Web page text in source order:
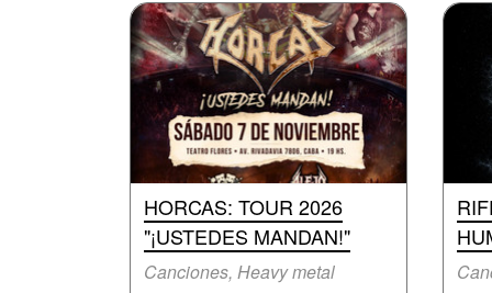
HORCAS: TOUR 2026
"¡USTEDES MANDAN!"
Canciones, Heavy metal